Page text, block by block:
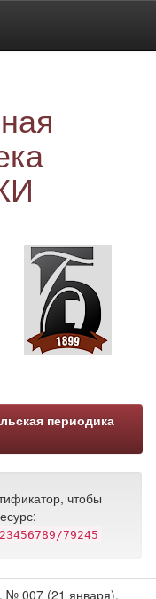
периодика
чтобы
79245
№ 007 (21 января).